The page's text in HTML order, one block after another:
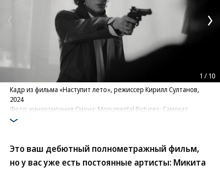
Кадр из фильма «Наступит лето», режиссер Кирилл Султанов,
2024
Фото: кинокомпания Смена; Monumental Pictures; Самокат
1 / 10
Это ваш дебютный полнометражный фильм,
но у вас уже есть постоянные артисты: Микита